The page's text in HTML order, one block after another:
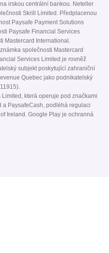
irskou centrální bankou. Neteller
Skrill Limited. Předplacenou
Paysafe Payment Solutions
Paysafe Financial Services
Mastercard International.
společnosti Mastercard
Services Limited je rovněž
subjekt poskytující zahraniční
Quebec jako podnikatelský
která operuje pod značkami
a PaysafeCash, podléhá regulaci
Ireland. Google Play je ochranná